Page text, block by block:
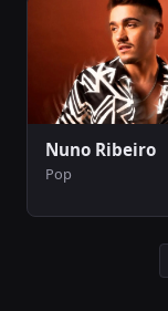
Nuno Ribeiro
Pop